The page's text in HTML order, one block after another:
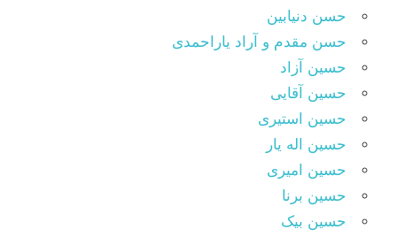
حسن دنیابین
حسن مقدم و آراد یاراحمدی
حسین آزاد
حسین آقایی
حسین استیری
حسین اله یار
حسین امیری
حسین برنا
حسین بیک